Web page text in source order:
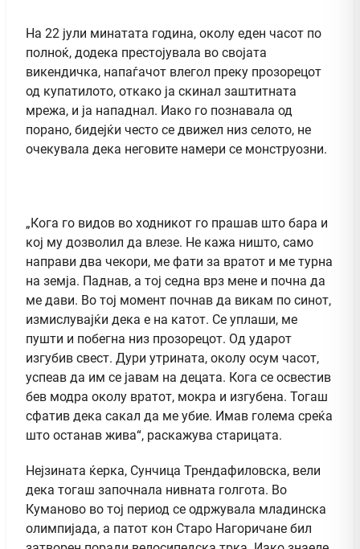
На 22 јули минатата година, околу еден часот по
полноќ, додека престојувала во својата
викендичка, напаѓачот влегол преку прозорецот
од купатилото, откако ја скинал заштитната
мрежа, и ја нападнал. Иако го познавала од
порано, бидејќи често се движел низ селото, не
очекувала дека неговите намери се монструозни.
„Кога го видов во ходникот го прашав што бара и
кој му дозволил да влезе. Не кажа ништо, само
направи два чекори, ме фати за вратот и ме турна
на земја. Паднав, а тој седна врз мене и почна да
ме дави. Во тој момент почнав да викам по синот,
измислувајќи дека е на катот. Се уплаши, ме
пушти и побегна низ прозорецот. Од ударот
изгубив свест. Дури утрината, околу осум часот,
успеав да им се јавам на децата. Кога се освестив
бев модра околу вратот, мокра и изгубена. Тогаш
сфатив дека сакал да ме убие. Имав голема среќа
што останав жива“, раскажува старицата.
Нејзината ќерка, Сунчица Трендафиловска, вели
дека тогаш започнала нивната голгота. Во
Куманово во тој период се одржувала младинска
олимпијада, а патот кон Старо Нагоричане бил